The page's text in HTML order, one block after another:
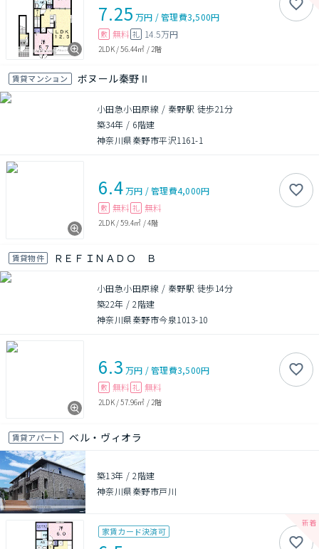
7.25 万円 /管理費3,500円
敷 無料 礼 14.5万円
2LDK/56.44㎡ /2階
賃貸マンション ボヌール秦野Ⅱ
小田急小田原線 / 秦野駅 徒歩21分
築34年 / 6階建
神奈川県秦野市平沢1161-1
6.4万円 /管理費4,000円
敷 無料 礼 無料
2LDK/59.4㎡ /4階
賃貸物件 ＲＥＦＩＮＡＤＯ Ｂ
小田急小田原線 / 秦野駅 徒歩14分
築22年 /2階建
神奈川県秦野市今泉1013-10
6.3 万円 /管理費3,500円
敷 無料 礼 無料
2LDK/57.96㎡ / 2階
賃貸アパート ベル・ヴィオラ
築13年 /2階建
神奈川県秦野市戸川
家賃カード決済可